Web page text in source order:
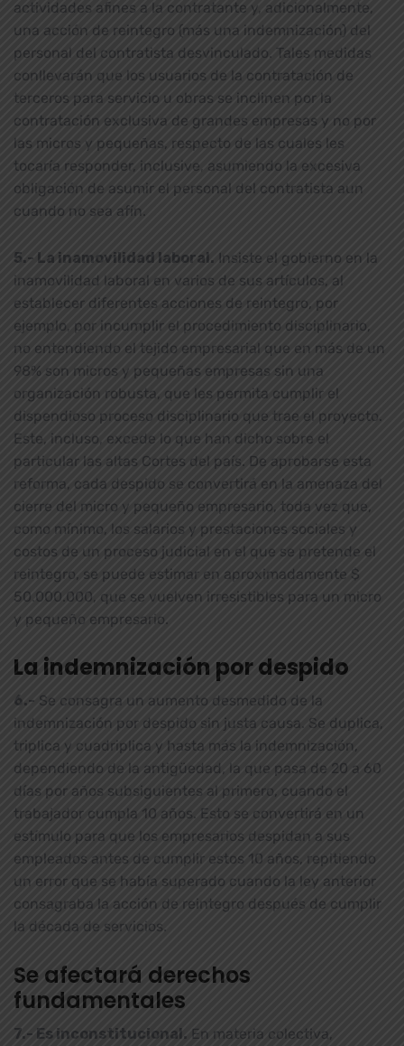
actividades afines a la contratante y, adicionalmente,
una acción de reintegro (más una indemnización) del
personal del contratista desvinculado. Tales medidas
conllevarán que los usuarios de la contratación de
terceros para servicio u obras se inclinen por la
contratación exclusiva de grandes empresas y no por
las micros y pequeñas, respecto de las cuales les
tocaría responder, inclusive, asumiendo la excesiva
obligación de asumir el personal del contratista aun
cuando no sea afín.
5.- La inamovilidad laboral. Insiste el gobierno en la
inamovilidad laboral en varios de sus artículos, al
establecer diferentes acciones de reintegro, por
ejemplo, por incumplir el procedimiento disciplinario,
no entendiendo el tejido empresarial que en más de un
98% son micros y pequeñas empresas sin una
organización robusta, que les permita cumplir el
dispendioso proceso disciplinario que trae el proyecto.
Este, incluso, excede lo que han dicho sobre el
particular las altas Cortes del país. De aprobarse esta
reforma, cada despido se convertirá en la amenaza del
cierre del micro y pequeño empresario, toda vez que,
como mínimo, los salarios y prestaciones sociales y
costos de un proceso judicial en el que se pretende el
reintegro, se puede estimar en aproximadamente $
50.000.000, que se vuelven irresistibles para un micro
y pequeño empresario.
La indemnización por despido
6.- Se consagra un aumento desmedido de la
indemnización por despido sin justa causa. Se duplica,
triplica y cuadriplica y hasta más la indemnización,
dependiendo de la antigüedad, la que pasa de 20 a 60
días por años subsiguientes al primero, cuando el
trabajador cumpla 10 años. Esto se convertirá en un
estímulo para que los empresarios despidan a sus
empleados antes de cumplir estos 10 años, repitiendo
un error que se había superado cuando la ley anterior
consagraba la acción de reintegro después de cumplir
la década de servicios.
Se afectará derechos
fundamentales
7.- Es inconstitucional. En materia colectiva,